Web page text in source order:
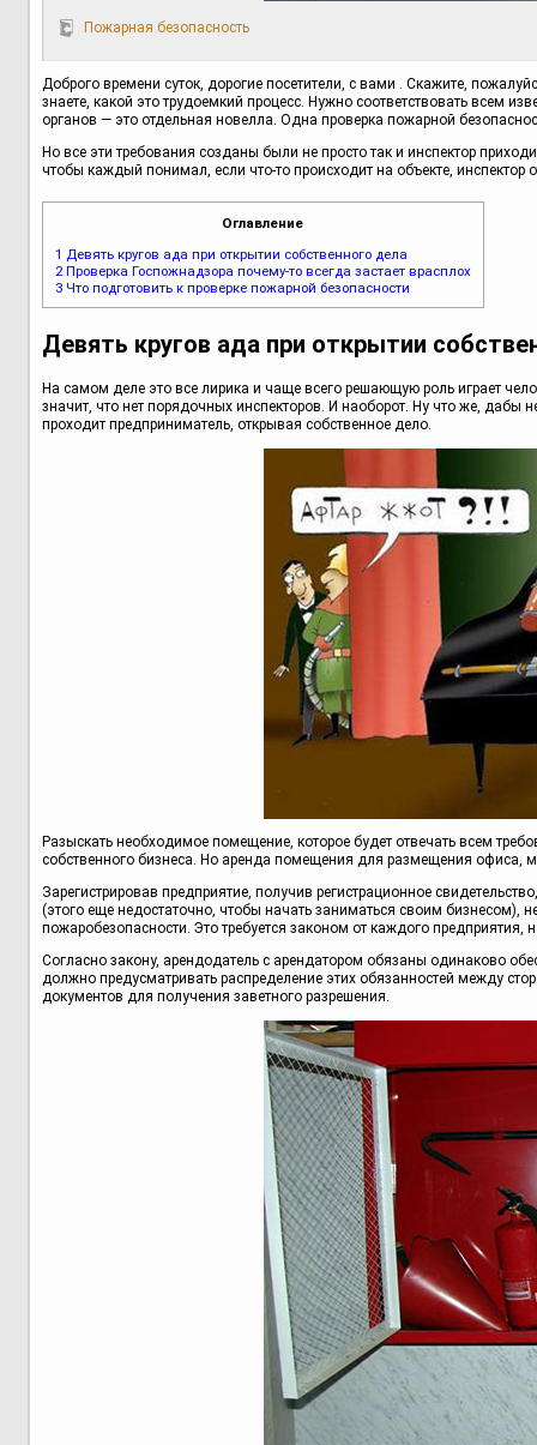
Пожарная безопасность
Доброго времени суток, дорогие посетители, с вами . Скажите,
знаете, какой это трудоемкий процесс. Нужно соответствовать всем
органов — это отдельная новелла. Одна проверка пожарной
Но все эти требования созданы были не просто так и инспектор
чтобы каждый понимал, если что-то происходит на объекте, инспектор
Оглавление
1 Девять кругов ада при открытии собственного дела
2Проверка Госпожнадзора почему-то всегда застает врасплох
3Что подготовить к проверке пожарной безопасности
Девять кругов ада при открытии
На самом деле это все лирика и чаще всего решающую роль играет
значит, что нет порядочных инспекторов. И наоборот. Ну что же, дабы
проходит предприниматель, открывая собственное дело.
Разыскать необходимое помещение, которое будет отвечать всем
собственного бизнеса. Но аренда помещения для размещения офиса,
Зарегистрировав предприятие, получив регистрационное
(этого еще недостаточно, чтобы начать заниматься своим
пожаробезопасности. Это требуется законом от каждого предприятия,
Согласно закону, арендодатель с арендатором обязаны одинаково
должно предусматривать распределение этих обязанностей между
документов для получения заветного разрешения.